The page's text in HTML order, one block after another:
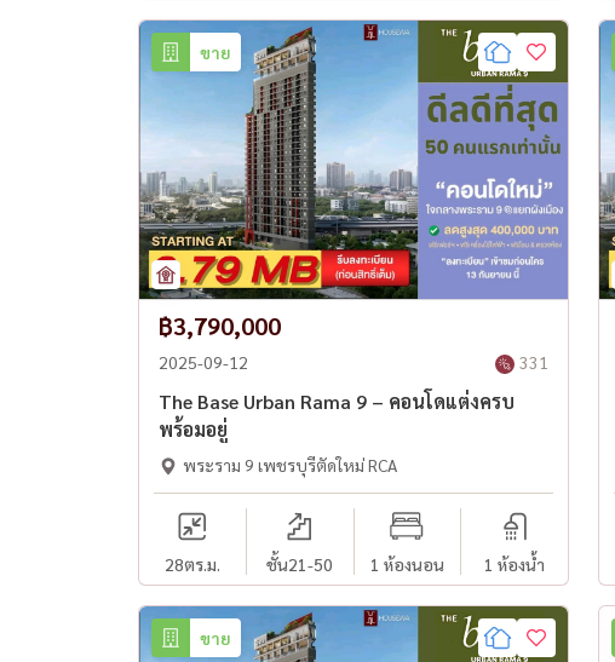
ขาย
฿3,790,000
2025-09-12 331
The Base Urban Rama 9 – คอนโดแต่งครบ
พร้อมอยู่
พระราม 9 เพชรบุรีตัดใหม่ RCA
28ตร.ม. ชั้น21-50 1 ห้องนอน 1 ห้องน้ำ
ขาย